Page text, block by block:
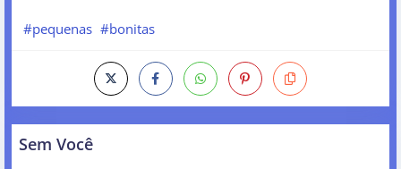
#pequenas #bonitas
Sem Você